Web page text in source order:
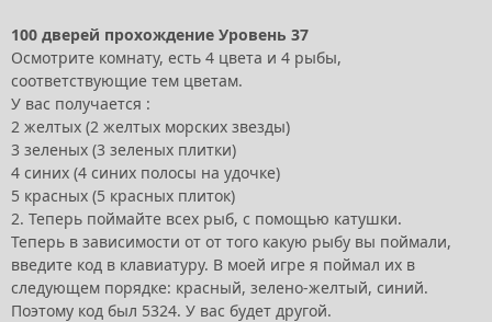
100 дверей прохождение Уровень 37
Осмотрите комнату, есть 4 цвета и 4 рыбы,
соответствующие тем цветам.
У вас получается :
2 желтых (2 желтых морских звезды)
3 зеленых (3 зеленых плитки)
4 синих (4 синих полосы на удочке)
5 красных (5 красных плиток)
2. Теперь поймайте всех рыб, с помощью катушки.
Теперь в зависимости от от того какую рыбу вы поймали,
введите код в клавиатуру. В моей игре я поймал их в
следующем порядке: красный, зелено-желтый, синий.
Поэтому код был 5324. У вас будет другой.